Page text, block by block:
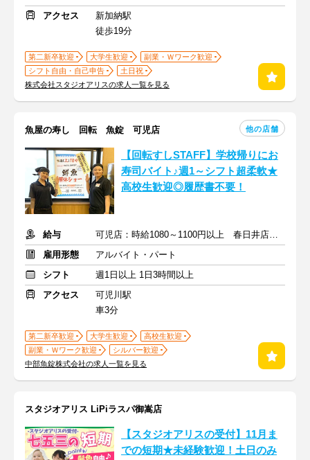
アクセス
新加納駅
徒歩19分
第二新卒歓迎 大学生歓迎
副業・Ｗワーク歓迎
シフト自由・自己申告
土日祝
株式会社スタジオアリスの求人一覧を見る
魚屋の寿し 回転 魚錠 可児店 他の店舗
【回転すしSTAFF】学校帰りにお
寿司バイト♪週1～シフト超柔軟★
高校生歓迎◎履歴書不要！
給与
可児店：時給1080～1100円以上 春日井店：時給1200円～
雇用形態
アルバイト・パート
シフト
週1日以上 1日3時間以上
アクセス
可児川駅
車3分
第二新卒歓迎 大学生歓迎
高校生歓迎
副業・Ｗワーク歓迎
シルバー歓迎
中部魚錠株式会社の求人一覧を見る
スタジオアリス LiPiラスパ御嵩店
【スタジオアリスの受付】11月ま
での短期★未経験歓迎！土日のみ